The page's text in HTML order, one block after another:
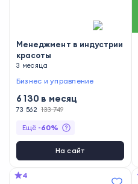
Менеджмент в индустрии
красоты
3 месяца
Бизнес и управление
6 130 в месяц
73 562 133 749
Ещё -60%
На сайт
4